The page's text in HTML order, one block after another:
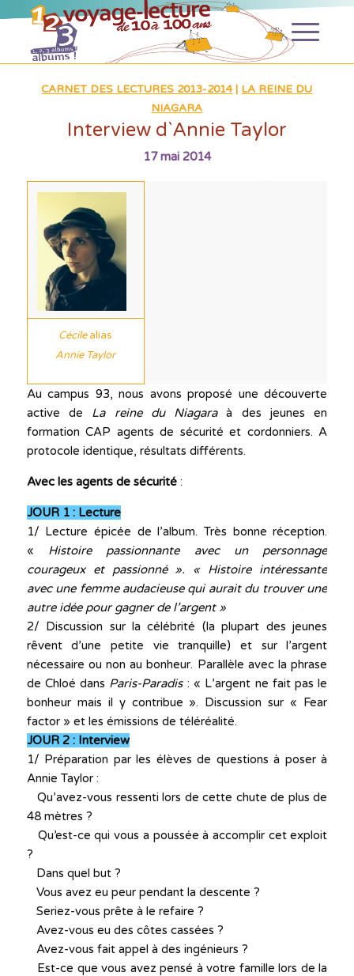
CARNET DES LECTURES 2013-2014
LA REINE DU
NIAGARA
Interview d`Annie Taylor
17 mai 2014
Cécilealias
Annie Taylor
Au campus 93, nous avons proposé une découverte
active de La reine du Niagaraà des jeunes en
formation CAP agents de sécurité et cordonniers. A
protocole identique, résultats différents.
Avec les agents de sécurité:
JOUR 1 : Lecture
1/ Lecture épicée de l’album. Très bonne réception.
« Histoire passionnante avec un personnage
courageux et passionné ». « Histoire intéressante
avec une femme audacieuse qui aurait du trouver une
autre idée pour gagner de l’argent »
2/ Discussion sur la célébrité (la plupart des jeunes
rêvent d’une petite vie tranquille) et sur l’argent
nécessaire ou non au bonheur. Parallèle avec la phrase
de Chloé dans Paris-Paradis: « L’argent ne fait pas le
bonheur mais il y contribue ». Discussion sur « Fear
factor » et les émissions de téléréalité.
JOUR 2 : Interview
1/ Préparation par les élèves de questions à poser à
Annie Taylor :
Qu’avez-vous ressenti lors de cette chute de plus de
48 mètres ?
Qu’est-ce qui vous a poussée à accomplir cet exploit
?
Dans quel but ?
Vous avez eu peur pendant la descente ?
Seriez-vous prête à le refaire ?
Avez-vous eu des côtes cassées ?
Avez-vous fait appel à des ingénieurs ?
Est-ce que vous avez pensé à votre famille lors de la